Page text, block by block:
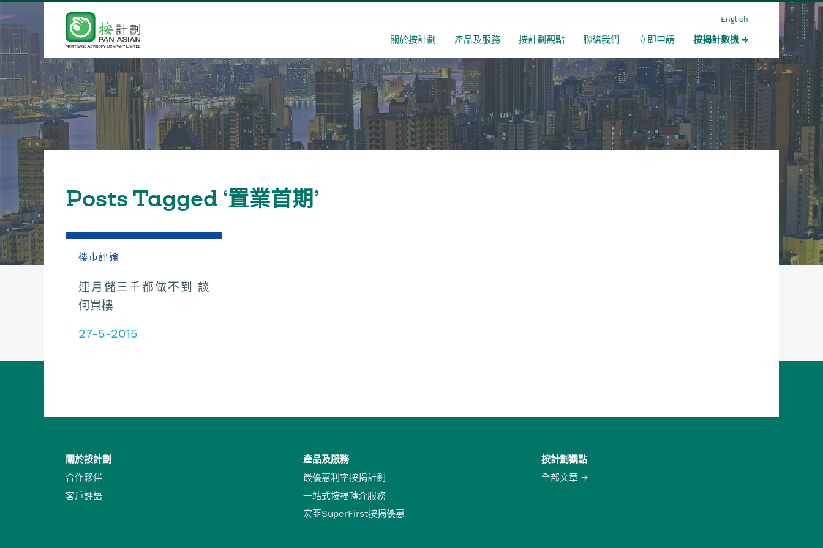
English
關於按計劃 產品及服務 按計劃觀點 聯絡我們 立即申請 按揭計數機
Posts Tagged ‘置業首期’
樓市評論
連月儲三千都做不到 談
何買樓
27-5-2015
關於按計劃
合作夥伴
客戶評語
產品及服務
最優惠利率按揭計劃
一站式按揭轉介服務
宏亞SuperFirst按揭優惠
按計劃觀點
全部文章